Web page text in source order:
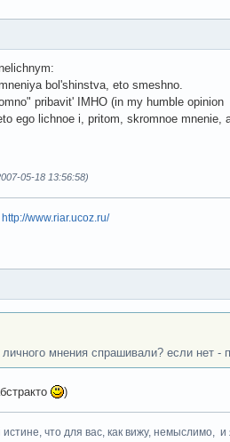
bol'shinstva, eto smeshno.
pribavit' IMHO (in my humble
ego lichnoe i, pritom, skromnoe mnenie,
05-18 13:56:58)
http://www.riar.ucoz.ru/
мнения спрашивали? если нет -
)
что для вас, как вижу, немыслимо,